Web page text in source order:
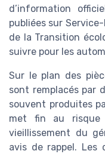
d’information
publiées sur
de la Transition
suivre pour les
Sur le plan des
sont remplacés par
souvent produites
met fin au risque
vieillissement du
avis de rappel. Les